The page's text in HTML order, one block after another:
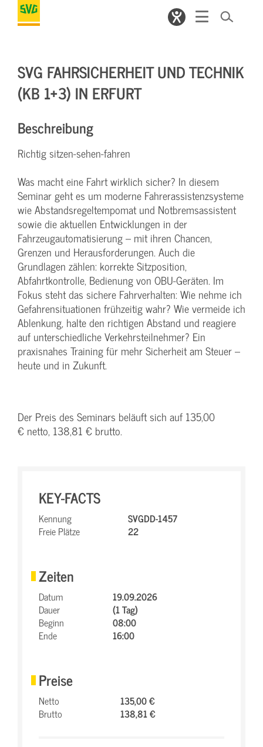
SVG FAHRSICHERHEIT UND TECHNIK
(KB 1+3) IN ERFURT
Beschreibung
Richtig sitzen-sehen-fahren
Was macht eine Fahrt wirklich sicher? In diesem
Seminar geht es um moderne Fahrerassistenzsysteme
wie Abstandsregeltempomat und Notbremsassistent
sowie die aktuellen Entwicklungen in der
Fahrzeugautomatisierung – mit ihren Chancen,
Grenzen und Herausforderungen. Auch die
Grundlagen zählen: korrekte Sitzposition,
Abfahrtkontrolle, Bedienung von OBU-Geräten. Im
Fokus steht das sichere Fahrverhalten: Wie nehme ich
Gefahrensituationen frühzeitig wahr? Wie vermeide ich
Ablenkung, halte den richtigen Abstand und reagiere
auf unterschiedliche Verkehrsteilnehmer? Ein
praxisnahes Training für mehr Sicherheit am Steuer –
heute und in Zukunft.
Der Preis des Seminars beläuft sich auf 135,00
€ netto, 138,81 € brutto.
KEY-FACTS
Kennung
SVGDD-1457
Freie Plätze
22
Zeiten
Datum
19.09.2026
Dauer
(1 Tag)
Beginn
08:00
Ende
16:00
Preise
Netto
135,00 €
Brutto
138,81 €